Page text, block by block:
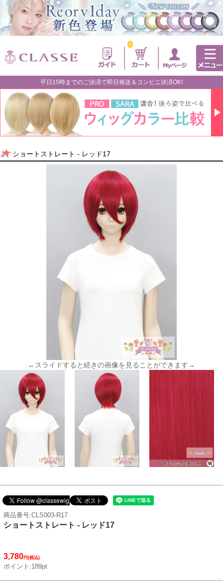
0
平日15時までのご決済で即日発送＆コンビニ決済OK!
ショートストレート - レッド17
←スライドすると続きの画像を見ることができます→
商品番号:CLS003-R17
ショートストレート - レッド17
3,780円(税込)
ポイント:189pt